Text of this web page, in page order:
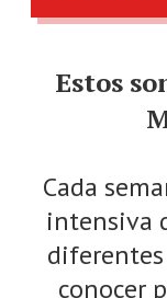
Estos
Cada
intensiva
diferentes
conocer